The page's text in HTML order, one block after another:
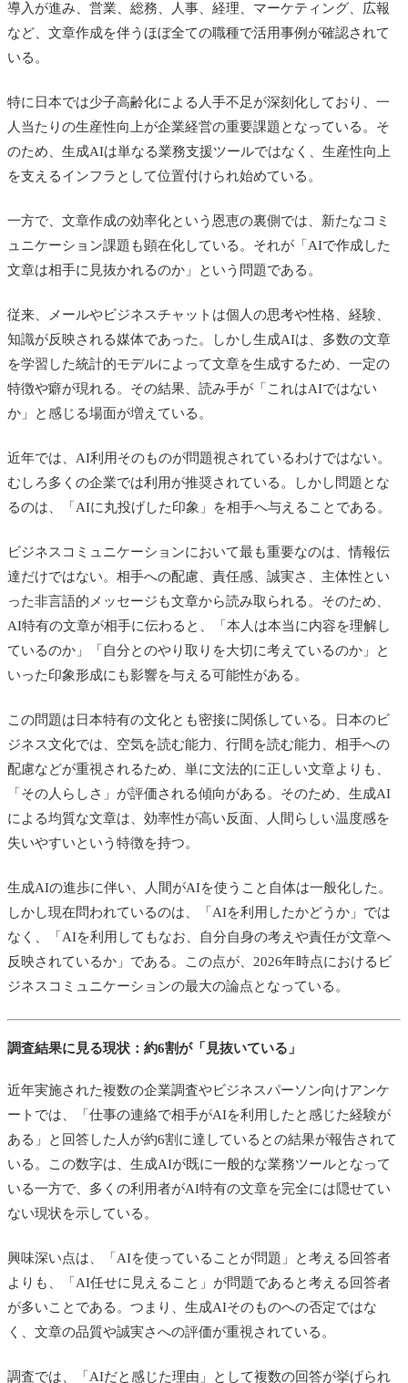
導入が進み、営業、総務、人事、経理、マーケティング、広報
など、文章作成を伴うほぼ全ての職種で活用事例が確認されて
いる。
特に日本では少子高齢化による人手不足が深刻化しており、一
人当たりの生産性向上が企業経営の重要課題となっている。そ
のため、生成AIは単なる業務支援ツールではなく、生産性向上
を支えるインフラとして位置付けられ始めている。
一方で、文章作成の効率化という恩恵の裏側では、新たなコミ
ュニケーション課題も顕在化している。それが「AIで作成した
文章は相手に見抜かれるのか」という問題である。
従来、メールやビジネスチャットは個人の思考や性格、経験、
知識が反映される媒体であった。しかし生成AIは、多数の文章
を学習した統計的モデルによって文章を生成するため、一定の
特徴や癖が現れる。その結果、読み手が「これはAIではない
か」と感じる場面が増えている。
近年では、AI利用そのものが問題視されているわけではない。
むしろ多くの企業では利用が推奨されている。しかし問題とな
るのは、「AIに丸投げした印象」を相手へ与えることである。
ビジネスコミュニケーションにおいて最も重要なのは、情報伝
達だけではない。相手への配慮、責任感、誠実さ、主体性とい
った非言語的メッセージも文章から読み取られる。そのため、
AI特有の文章が相手に伝わると、「本人は本当に内容を理解し
ているのか」「自分とのやり取りを大切に考えているのか」と
いった印象形成にも影響を与える可能性がある。
この問題は日本特有の文化とも密接に関係している。日本のビ
ジネス文化では、空気を読む能力、行間を読む能力、相手への
配慮などが重視されるため、単に文法的に正しい文章よりも、
「その人らしさ」が評価される傾向がある。そのため、生成AI
による均質な文章は、効率性が高い反面、人間らしい温度感を
失いやすいという特徴を持つ。
生成AIの進歩に伴い、人間がAIを使うこと自体は一般化した。
しかし現在問われているのは、「AIを利用したかどうか」では
なく、「AIを利用してもなお、自分自身の考えや責任が文章へ
反映されているか」である。この点が、2026年時点におけるビ
ジネスコミュニケーションの最大の論点となっている。
調査結果に見る現状：約6割が「見抜いている」
近年実施された複数の企業調査やビジネスパーソン向けアンケ
ートでは、「仕事の連絡で相手がAIを利用したと感じた経験が
ある」と回答した人が約6割に達しているとの結果が報告されて
いる。この数字は、生成AIが既に一般的な業務ツールとなって
いる一方で、多くの利用者がAI特有の文章を完全には隠せてい
ない現状を示している。
興味深い点は、「AIを使っていることが問題」と考える回答者
よりも、「AI任せに見えること」が問題であると考える回答者
が多いことである。つまり、生成AIそのものへの否定ではな
く、文章の品質や誠実さへの評価が重視されている。
調査では、「AIだと感じた理由」として複数の回答が挙げられ